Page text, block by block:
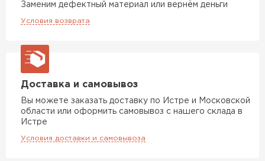
Заменим дефектный материал или вернём деньги
Условия возврата
Доставка и самовывоз
Вы можете заказать доставку по Истре и Московской
области или оформить самовывоз с нашего склада в
Истре
Условия доставки и самовывоза
ПЕРЕЙТИ
Утеплитель Неман